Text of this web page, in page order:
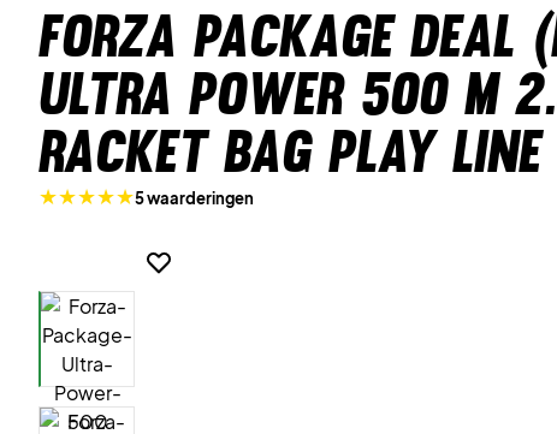
Forza Package Deal
Ultra Power 500 M
Racket Bag Play Line
5 waarderingen